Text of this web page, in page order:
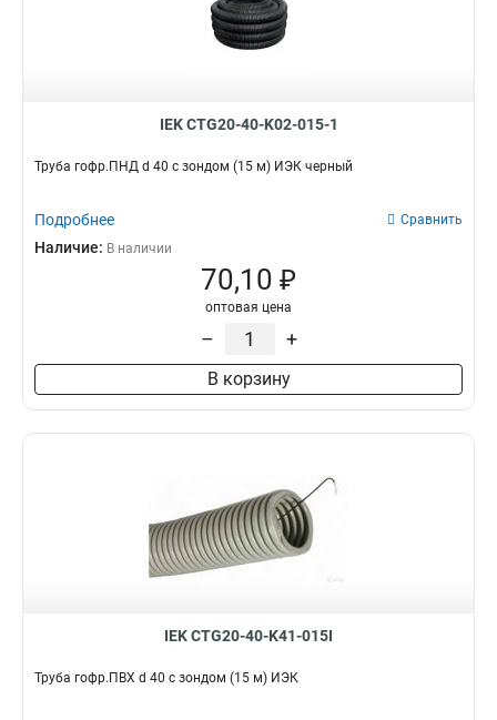
IEK CTG20-40-K02-015-1
Труба гофр.ПНД d 40 с зондом (15 м) ИЭК черный
Подробнее Сравнить
Наличие: В наличии
70,10 ₽
оптовая цена
– +
В корзину
IEK CTG20-40-K41-015I
Труба гофр.ПВХ d 40 с зондом (15 м) ИЭК